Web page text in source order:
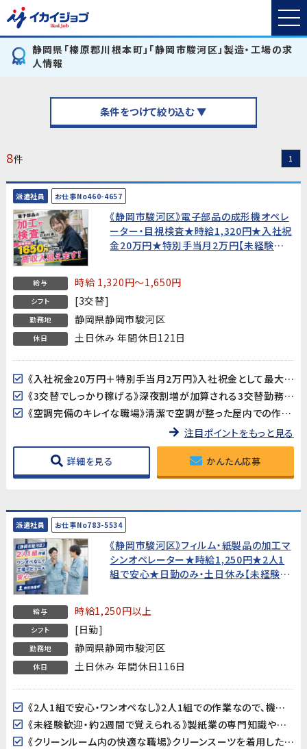
静岡県「榛原郡川根本町」「静岡市駿河区」製造・工場の求
人情報
条件をつけて絞り込む ▼
8件 1
派遣社員 お仕事No460-4657
《静岡市駿河区》電子部品の成形機オペレ
ーター・目視検査★時給1,320円★入社祝
金20万円★特別手当月2万円【未経験歓
給与 時給 1,320円～1,650円
シフト [3交替]
勤務地 静岡県静岡市駿河区
休日 土日休み 年間休日121日
《入社祝金20万円＋特別手当月2万円》入社祝金として最大20万円を支給（出勤率規定あり）。さらに入社後1年間は特別手当として月額20,000円が毎月加算されます（出勤率90%以上が対象）。
《3交替でしっかり稼げる》深夜割増が加算される3交替勤務で、調整補助金も含めた月収256,280円以上を目指せます（所定20日・残業20h・深夜36hの場合）。
《空調完備のキレイな職場》清潔で空調が整った屋内での作業です。機械のボタンを押してセットするだけのシンプルな作業で、未経験からでも約1か月で覚えられます。
注目ポイントをもっと見る
詳細を見る かんたん応募
派遣社員 お仕事No783-5534
《静岡市駿河区》フィルム・紙製品の加工マ
シンオペレーター★時給1,250円★2人1
組で安心★日勤のみ・土日休み【未経験歓
給与 時給1,250円以上
シフト [日勤]
勤務地 静岡県静岡市駿河区
休日 土日休み 年間休日116日
《2人1組で安心・ワンオペなし》2人1組での作業なので、機械トラブルや不明点があってもすぐに相談できます。一人で抱え込む心配がない、チームワークで取り組める職場です。
《未経験歓迎・約2週間で覚えられる》製紙業の専門知識や特別な資格は不要です。先輩スタッフのサポートを受けながら、約2週間で作業に慣れることができます。
《クリーンルーム内の快適な職場》クリーンスーツを着用したクリーンルーム内での作業です。空調完備で年中快適な温度が保たれており、気になるような臭いもありません。